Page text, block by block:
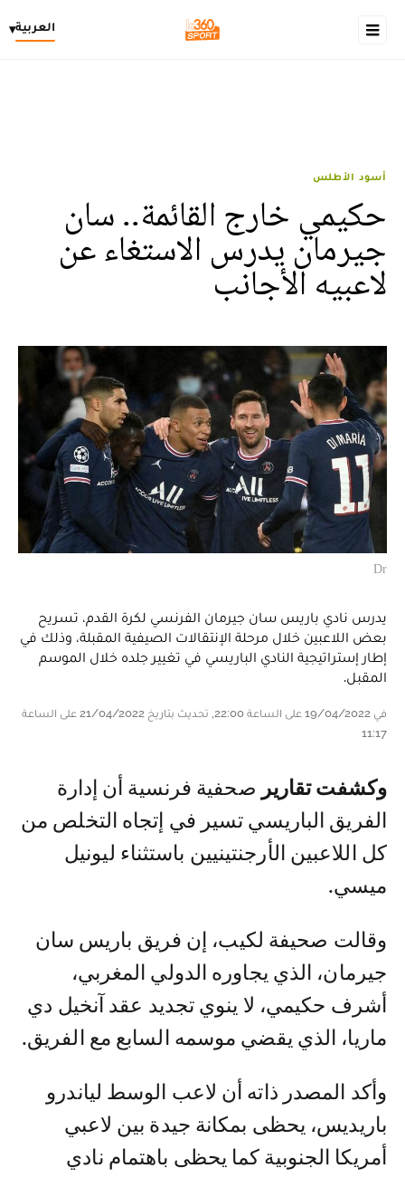
العربية▾
أسود الأطلس
حكيمي خارج القائمة.. سان
جيرمان يدرس الاستغاء عن
لاعبيه الأجانب
Dr
يدرس نادي باريس سان جيرمان الفرنسي لكرة القدم، تسريح
بعض اللاعبين خلال مرحلة الإنتقالات الصيفية المقبلة، وذلك في
إطار إستراتيجية النادي الباريسي في تغيير جلده خلال الموسم
المقبل.
في 19/04/2022 على الساعة 22:00, تحديث بتاريخ 21/04/2022 على الساعة
11:17
وكشفت تقارير صحفية فرنسية أن إدارة
الفريق الباريسي تسير في إتجاه التخلص من
كل اللاعبين الأرجنتينيين باستثناء ليونيل
ميسي.
وقالت صحيفة لكيب، إن فريق باريس سان
جيرمان، الذي يجاوره الدولي المغربي،
أشرف حكيمي، لا ينوي تجديد عقد آنخيل دي
ماريا، الذي يقضي موسمه السابع مع الفريق.
وأكد المصدر ذاته أن لاعب الوسط لياندرو
باريديس، يحظى بمكانة جيدة بين لاعبي
أمريكا الجنوبية كما يحظى باهتمام نادي